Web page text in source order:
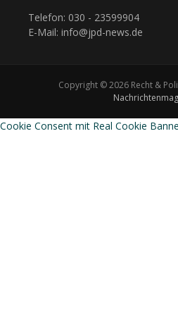
Telefon: 030 - 23599904
E-Mail: info@jpd-news.de
Copyright © 2026 Recht &
Cookie Consent mit Real Cookie